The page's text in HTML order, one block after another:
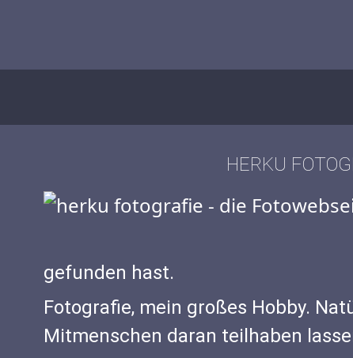
HERKU
gefunden hast.
Fotografie, mein großes Hobby.
Mitmenschen daran teilhaben